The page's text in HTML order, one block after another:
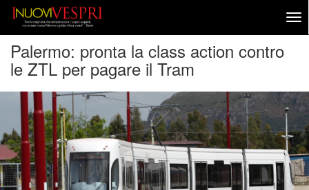
Palermo: pronta la class action contro
le ZTL per pagare il Tram